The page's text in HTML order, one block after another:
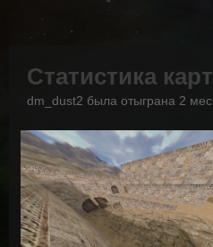
Статистика
dm_dust2 была отыграна 2